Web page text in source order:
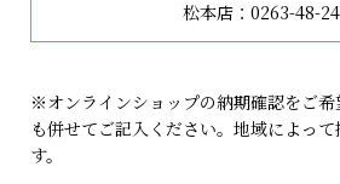
松本店： 0263-48-
※オンラインショップの納期確認をご
も併せてご記入ください。地域によっ
す。